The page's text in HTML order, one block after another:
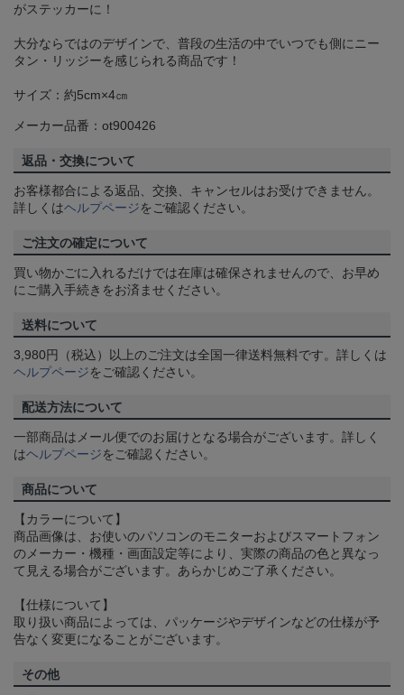
がステッカーに！
大分ならではのデザインで、普段の生活の中でいつでも側にニー
タン・リッジーを感じられる商品です！
サイズ：約5cm×4㎝
メーカー品番：ot900426
返品・交換について
お客様都合による返品、交換、キャンセルはお受けできません。
詳しくはヘルプページをご確認ください。
ご注文の確定について
買い物かごに入れるだけでは在庫は確保されませんので、お早め
にご購入手続きをお済ませください。
送料について
3,980円（税込）以上のご注文は全国一律送料無料です。詳しくは
ヘルプページをご確認ください。
配送方法について
一部商品はメール便でのお届けとなる場合がございます。詳しく
はヘルプページをご確認ください。
商品について
【カラーについて】
商品画像は、お使いのパソコンのモニターおよびスマートフォン
のメーカー・機種・画面設定等により、実際の商品の色と異なっ
て見える場合がございます。あらかじめご了承ください。
【仕様について】
取り扱い商品によっては、パッケージやデザインなどの仕様が予
告なく変更になることがございます。
その他